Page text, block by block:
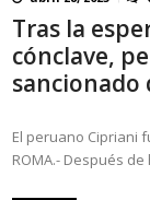
Tras la
cónclave,
El peruano Cipriani
ROMA.- Después